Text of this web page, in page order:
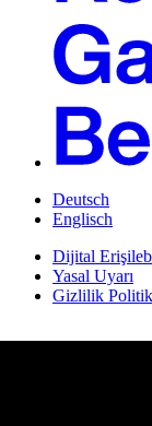
Deutsch
Englisch
Dijital
Yasal Uyarı
Gizlilik